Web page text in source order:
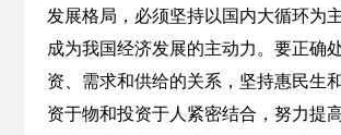
发展格局，必须坚持以国内大循环为
成为我国经济发展的主动力。要正确
资、需求和供给的关系，坚持惠民生
资于物和投资于人紧密结合，努力提